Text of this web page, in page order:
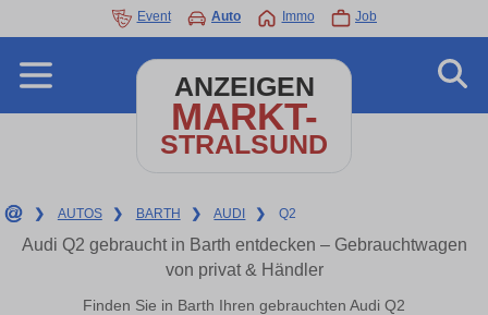
Event Auto Immo Job
ANZEIGEN
MARKT-
STRALSUND
❯ AUTOS ❯ BARTH ❯ AUDI ❯ Q2
Audi Q2 gebraucht in Barth entdecken – Gebrauchtwagen
von privat & Händler
Finden Sie in Barth Ihren gebrauchten Audi Q2